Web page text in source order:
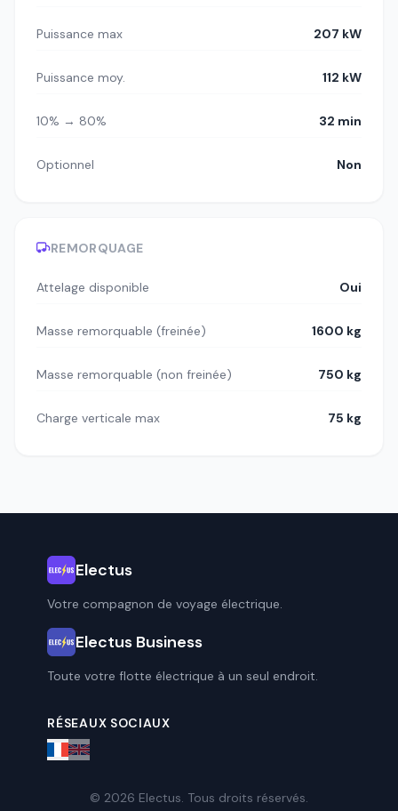
Puissance max 207 kW
Puissance moy. 112 kW
10% → 80% 32 min
Optionnel Non
REMORQUAGE
Attelage disponible Oui
Masse remorquable (freinée) 1600 kg
Masse remorquable (non freinée) 750 kg
Charge verticale max 75 kg
Electus
Votre compagnon de voyage électrique.
Electus Business
Toute votre flotte électrique à un seul endroit.
RÉSEAUX SOCIAUX
© 2026 Electus. Tous droits réservés.